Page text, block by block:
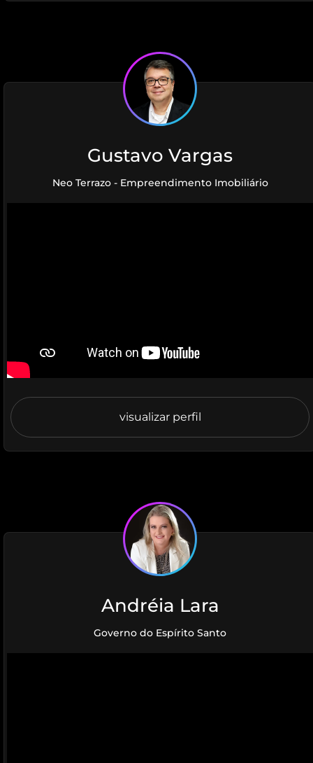
Gustavo Vargas
Neo Terrazo - Empreendimento Imobiliário
visualizar perfil
Andréia Lara
Governo do Espírito Santo